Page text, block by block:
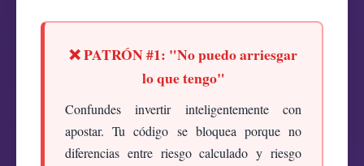
❌ PATRÓN #1: "No puedo arriesgar
lo que tengo"
Confundes invertir inteligentemente con
apostar. Tu código se bloquea porque no
diferencias entre riesgo calculado y riesgo